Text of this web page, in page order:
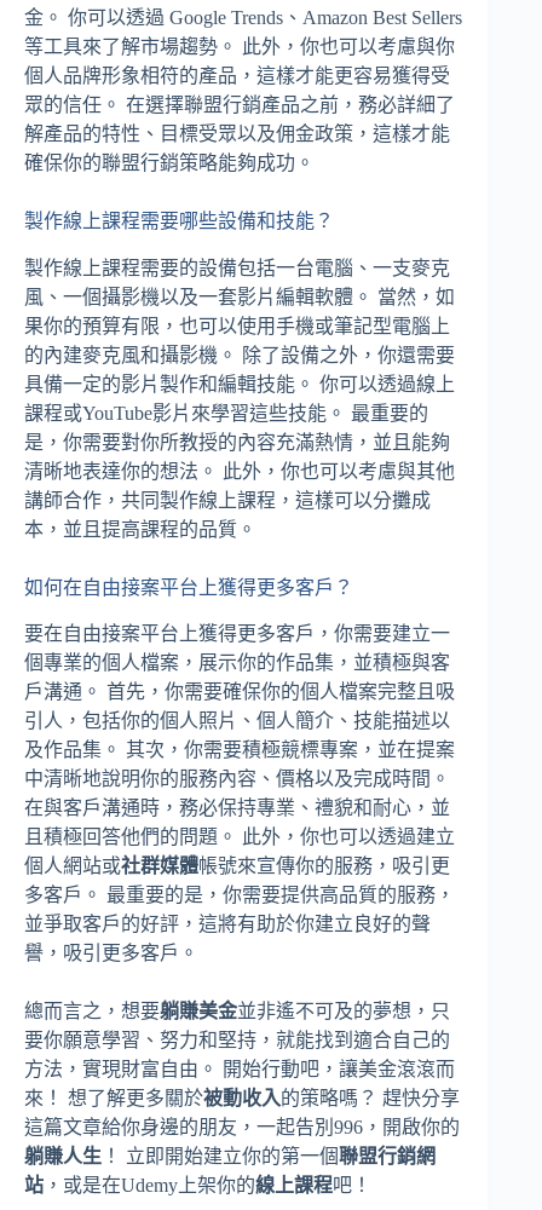
金。 你可以透過 Google Trends、Amazon Best Sellers
等工具來了解市場趨勢。 此外，你也可以考慮與你
個人品牌形象相符的產品，這樣才能更容易獲得受
眾的信任。 在選擇聯盟行銷產品之前，務必詳細了
解產品的特性、目標受眾以及佣金政策，這樣才能
確保你的聯盟行銷策略能夠成功。
製作線上課程需要哪些設備和技能？
製作線上課程需要的設備包括一台電腦、一支麥克
風、一個攝影機以及一套影片編輯軟體。 當然，如
果你的預算有限，也可以使用手機或筆記型電腦上
的內建麥克風和攝影機。 除了設備之外，你還需要
具備一定的影片製作和編輯技能。 你可以透過線上
課程或YouTube影片來學習這些技能。 最重要的
是，你需要對你所教授的內容充滿熱情，並且能夠
清晰地表達你的想法。 此外，你也可以考慮與其他
講師合作，共同製作線上課程，這樣可以分攤成
本，並且提高課程的品質。
如何在自由接案平台上獲得更多客戶？
要在自由接案平台上獲得更多客戶，你需要建立一
個專業的個人檔案，展示你的作品集，並積極與客
戶溝通。 首先，你需要確保你的個人檔案完整且吸
引人，包括你的個人照片、個人簡介、技能描述以
及作品集。 其次，你需要積極競標專案，並在提案
中清晰地說明你的服務內容、價格以及完成時間。
在與客戶溝通時，務必保持專業、禮貌和耐心，並
且積極回答他們的問題。 此外，你也可以透過建立
個人網站或社群媒體帳號來宣傳你的服務，吸引更
多客戶。 最重要的是，你需要提供高品質的服務，
並爭取客戶的好評，這將有助於你建立良好的聲
譽，吸引更多客戶。
總而言之，想要躺賺美金並非遙不可及的夢想，只
要你願意學習、努力和堅持，就能找到適合自己的
方法，實現財富自由。 開始行動吧，讓美金滾滾而
來！ 想了解更多關於被動收入的策略嗎？ 趕快分享
這篇文章給你身邊的朋友，一起告別996，開啟你的
躺賺人生 ！ 立即開始建立你的第一個聯盟行銷網
站 ，或是在Udemy上架你的線上課程吧！